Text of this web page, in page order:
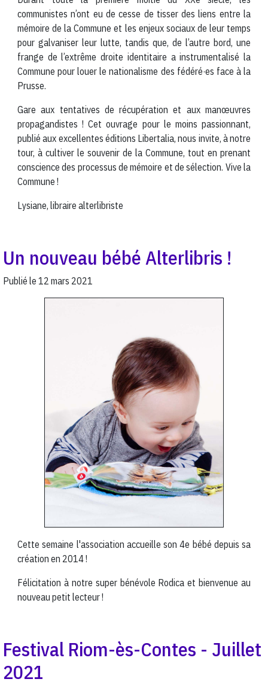
communistes n’ont eu de cesse de tisser des liens entre la
mémoire de la Commune et les enjeux sociaux de leur temps
pour galvaniser leur lutte, tandis que, de l’autre bord, une
frange de l’extrême droite identitaire a instrumentalisé la
Commune pour louer le nationalisme des fédéré·es face à la
Prusse.
Gare aux tentatives de récupération et aux manœuvres
propagandistes ! Cet ouvrage pour le moins passionnant,
publié aux excellentes éditions Libertalia, nous invite, à notre
tour, à cultiver le souvenir de la Commune, tout en prenant
conscience des processus de mémoire et de sélection. Vive la
Commune !
Lysiane, libraire alterlibriste
Un nouveau bébé Alterlibris !
Publié le 12 mars 2021
Cette semaine l'association accueille son 4e bébé depuis sa
création en 2014 !
Félicitation à notre super bénévole Rodica et bienvenue au
nouveau petit lecteur !
Festival Riom-ès-Contes - Juillet
2021